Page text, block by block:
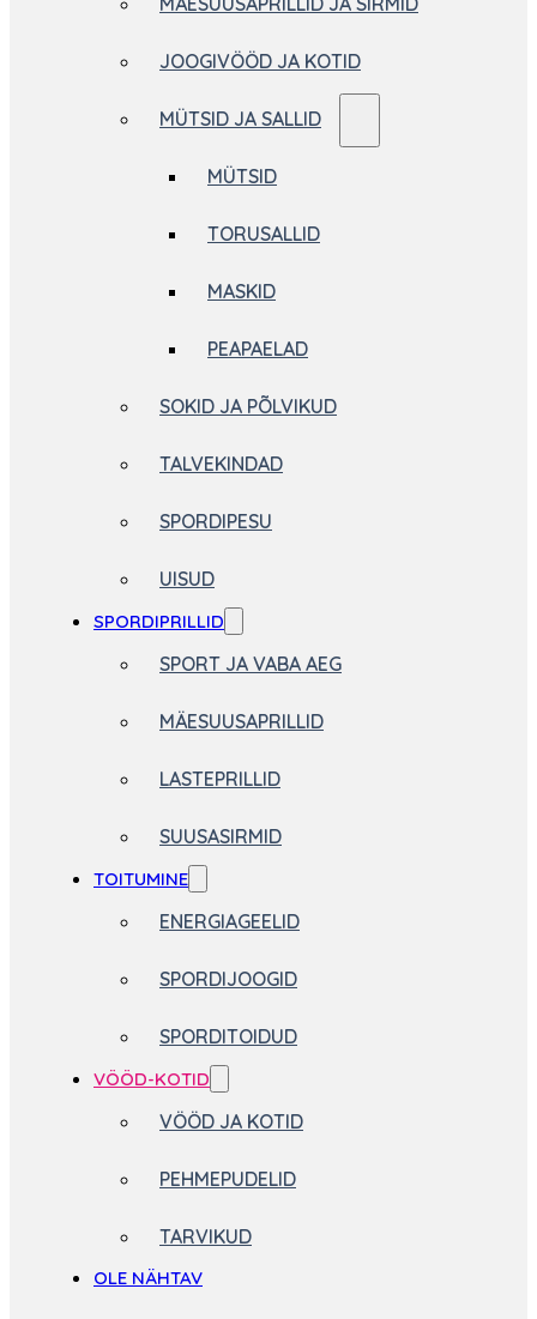
JOOGIVÖÖD JA KOTID
MÜTSID JA SALLID
MÜTSID
TORUSALLID
MASKID
PEAPAELAD
SOKID JA PÕLVIKUD
TALVEKINDAD
SPORDIPESU
UISUD
SPORDIPRILLID
SPORT JA VABA AEG
MÄESUUSAPRILLID
LASTEPRILLID
SUUSASIRMID
TOITUMINE
ENERGIAGEELID
SPORDIJOOGID
SPORDITOIDUD
VÖÖD-KOTID
VÖÖD JA KOTID
PEHMEPUDELID
TARVIKUD
OLE NÄHTAV